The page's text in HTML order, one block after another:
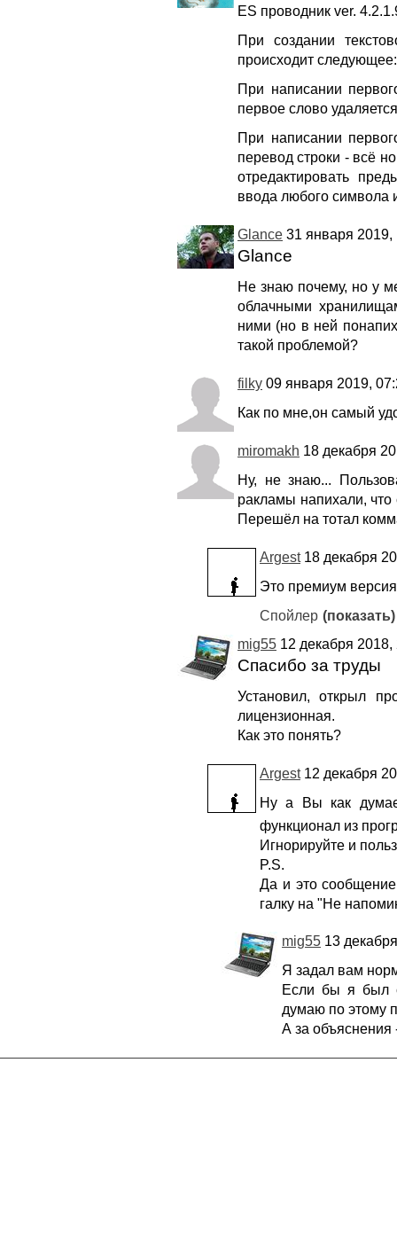
ES проводник ver.
При создании
происходит следующее:
При написании
первое слово
При написании
перевод строки - всё
отредактировать
ввода любого символа
Glance 31 января 2019,
Glance
Не знаю почему, но у
облачными
ними (но в ней
такой проблемой?
filky 09 января 2019,
Как по мне,он самый
miromakh 18 декабря
Ну, не знаю...
ракламы напихали, что
Перешёл на тотал
Argest18 декабря
Это премиум
Спойлер (показать)
mig55 12 декабря 2018,
Спасибо за труды
Установил, открыл
лицензионная.
Как это понять?
Argest12 декабря
Ну а Вы как
функционал из
Игнорируйте и
P.S.
Да и это сообщение
галку на "Не
mig55 13
Я задал вам
Если бы я был
думаю по этому
А за объяснения